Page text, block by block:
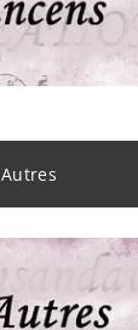
Autres